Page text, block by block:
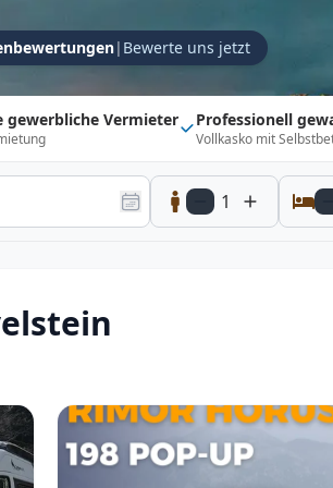
| Bewerte uns jetzt
gewerbliche Vermieter Professionell
Vollkasko mit
1
1
1
Anhängerkupplung
Wohnwagen